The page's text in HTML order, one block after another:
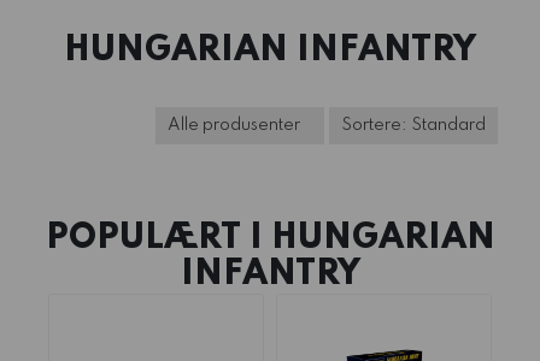
HUNGARIAN INFANTRY
POPULÆRT I HUNGARIAN
INFANTRY